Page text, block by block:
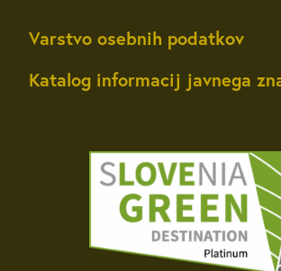
Varstvo osebnih podatkov
Katalog informacij javnega